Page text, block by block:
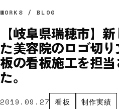
WORKS / BLOG
【岐阜県瑞穂市】
た美容院のロゴ切
板の看板施工を担
た。
2019.09.27 看板 制作実績